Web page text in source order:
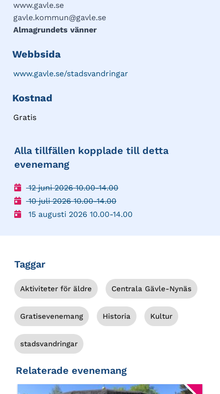
www.gavle.se
gavle.kommun@gavle.se
Almagrundets vänner
Webbsida
www.gavle.se/stadsvandringar
Kostnad
Gratis
Alla tillfällen kopplade till detta
evenemang
12 juni 2026 10.00-14.00
10 juli 2026 10.00-14.00
15 augusti 2026 10.00-14.00
Taggar
Aktiviteter för äldre Centrala Gävle-Nynäs
Gratisevenemang Historia Kultur
stadsvandringar
Relaterade evenemang